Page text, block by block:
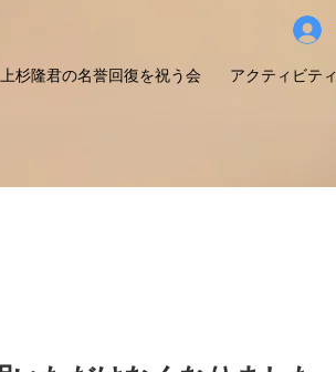
上杉隆君の名誉回復を祝う会 アクティビティ